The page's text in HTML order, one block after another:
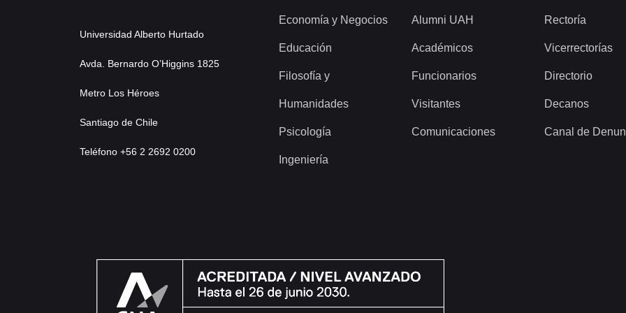
Universidad Alberto Hurtado
Avda. Bernardo O’Higgins 1825
Metro Los Héroes
Santiago de Chile
Teléfono +56 2 2692 0200
Economía y Negocios
Educación
Filosofía y
Humanidades
Psicología
Ingeniería
Alumni UAH
Académicos
Funcionarios
Visitantes
Comunicaciones
Rectoría
Vicerrectorías
Directorio
Decanos
Canal de